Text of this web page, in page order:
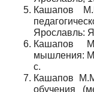
Кашапов
Ярославль:
Кашапов
мышления:
с.
Кашапов
обучения